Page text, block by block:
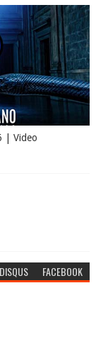
| Video
DISQUS FACEBOOK